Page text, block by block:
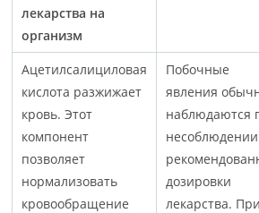
лекарства на
организм
Ацетилсалициловая
кислота разжижает
кровь. Этот
компонент
позволяет
нормализовать
кровообращение
Побочные
явления
наблюдаются
несоблюдении
дозировки
лекарства. При